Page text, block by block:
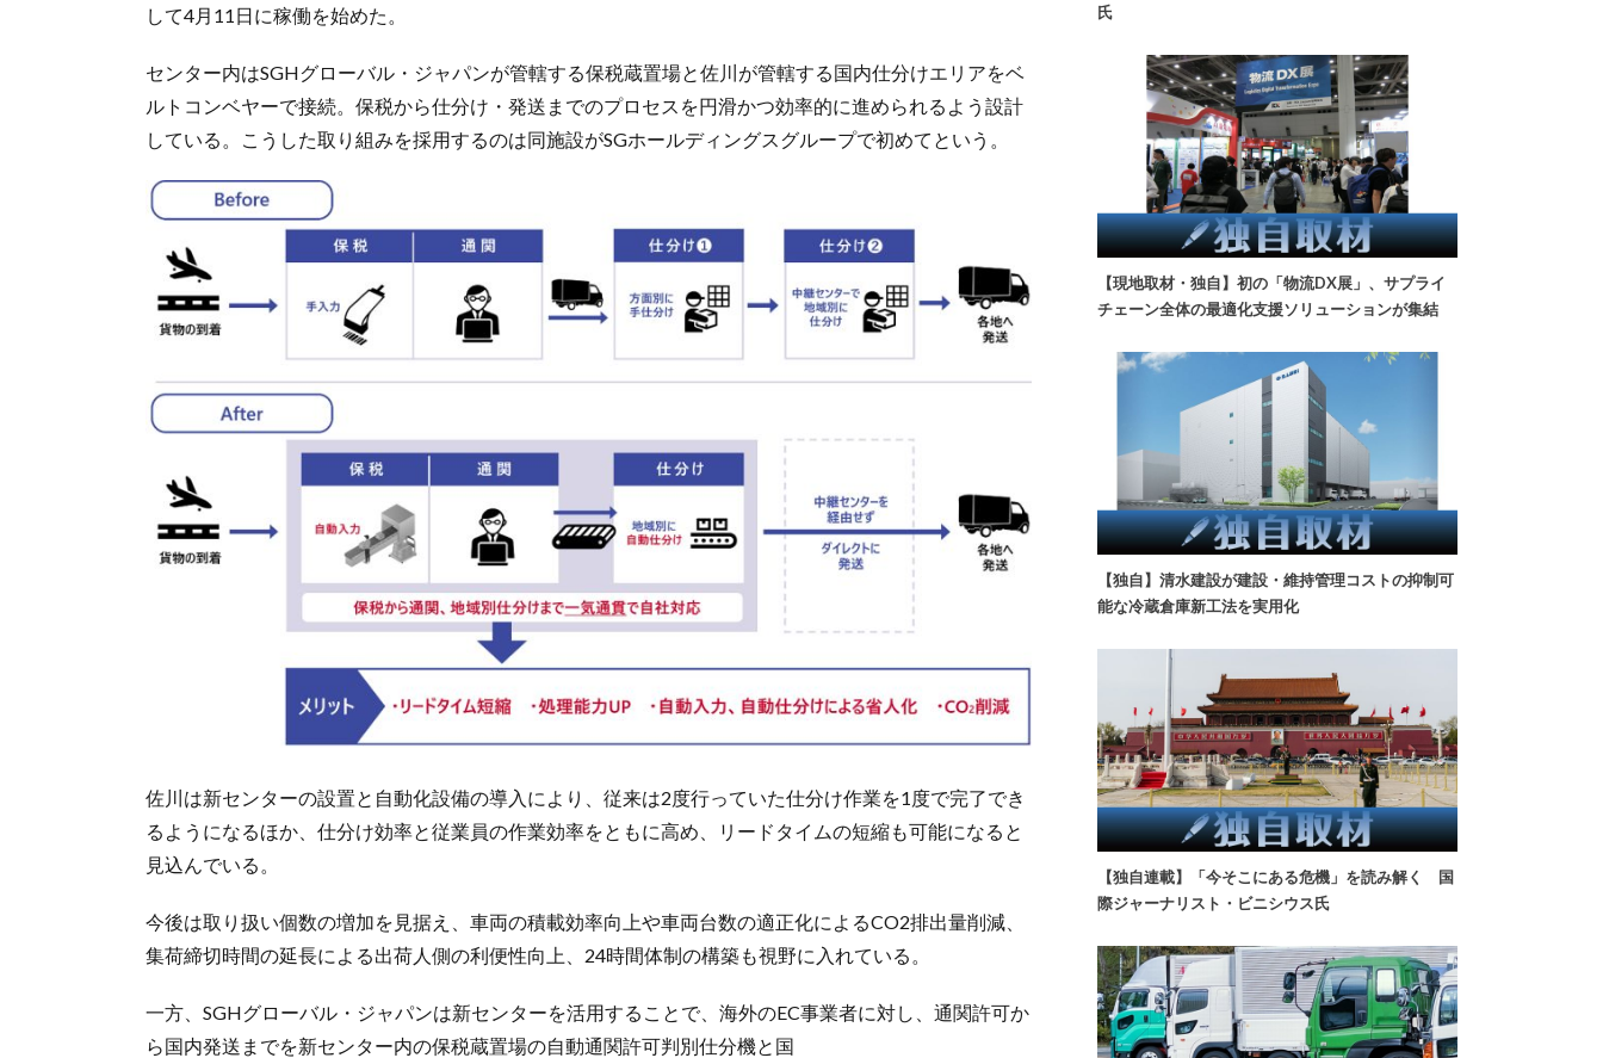
して4月11日に稼働を始めた。
センター内はSGHグローバル・ジャパンが管轄する保税蔵置場と佐川が管轄する国内仕分けエリアをベ
ルトコンベヤーで接続。保税から仕分け・発送までのプロセスを円滑かつ効率的に進められるよう設計
している。こうした取り組みを採用するのは同施設がSGホールディングスグループで初めてという。
佐川は新センターの設置と自動化設備の導入により、従来は2度行っていた仕分け作業を1度で完了でき
るようになるほか、仕分け効率と従業員の作業効率をともに高め、リードタイムの短縮も可能になると
見込んでいる。
今後は取り扱い個数の増加を見据え、車両の積載効率向上や車両台数の適正化によるCO2排出量削減、
集荷締切時間の延長による出荷人側の利便性向上、24時間体制の構築も視野に入れている。
一方、SGHグローバル・ジャパンは新センターを活用することで、海外のEC事業者に対し、通関許可か
ら国内発送までを新センター内の保税蔵置場の自動通関許可判別仕分機と国
氏
【現地取材・独自】初の「物流DX展」、サプライ
チェーン全体の最適化支援ソリューションが集結
【独自】清水建設が建設・維持管理コストの抑制可
能な冷蔵倉庫新工法を実用化
【独自連載】「今そこにある危機」を読み解く 国
際ジャーナリスト・ビニシウス氏